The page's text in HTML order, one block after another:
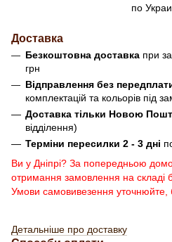
Доставка
Безкоштовна доставка при
грн
Відправлення без
комплектацій та кольорів під
Доставка тільки Новою
відділення)
Терміни пересилки 2 - 3 дні
Ви у Дніпрі? За попередньою
отримання замовлення на складі
Умови самовивезення уточнюйте,
Детальніше про доставку